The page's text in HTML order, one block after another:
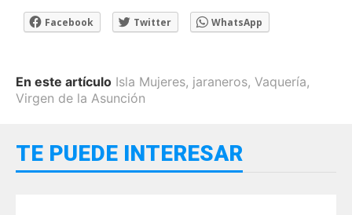
Facebook Twitter WhatsApp
En este artículo Isla Mujeres, jaraneros, Vaquería,
Virgen de la Asunción
TE PUEDE INTERESAR